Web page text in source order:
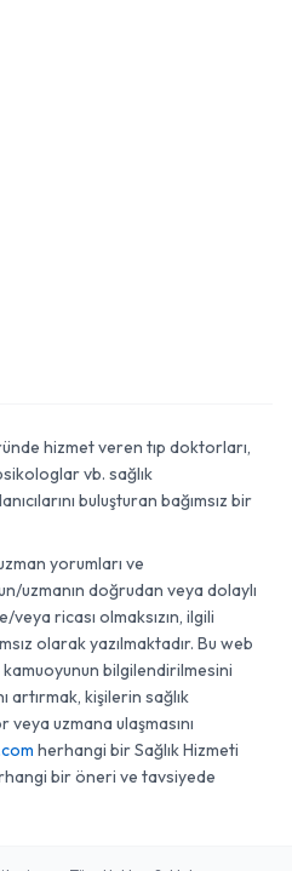
hizmet veren tıp doktorları,
vb. sağlık
buluşturan bağımsız bir
yorumları ve
uzmanın doğrudan veya dolaylı
ricası olmaksızın, ilgili
olarak yazılmaktadır. Bu web
kamuoyunun bilgilendirilmesini
artırmak, kişilerin sağlık
uzmana ulaşmasını
herhangi bir Sağlık Hizmeti
bir öneri ve tavsiyede